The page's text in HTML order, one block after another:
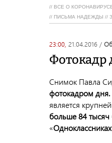
// ВСЕ О
// ПИСЬМА НАДЕЖДЫ //
23:00, 21.04.2016 /
Фотокадр
Снимок Павла
фотокадром дня.
является
больше 84 тысяч
«Одноклассниках